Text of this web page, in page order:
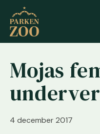
Mojas
4 december 2017